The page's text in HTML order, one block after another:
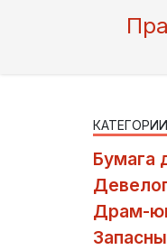
Бумага
Драм-